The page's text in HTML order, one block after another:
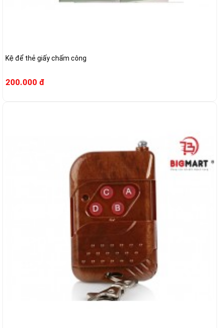
Kệ để thẻ giấy chấm công
200.000 đ